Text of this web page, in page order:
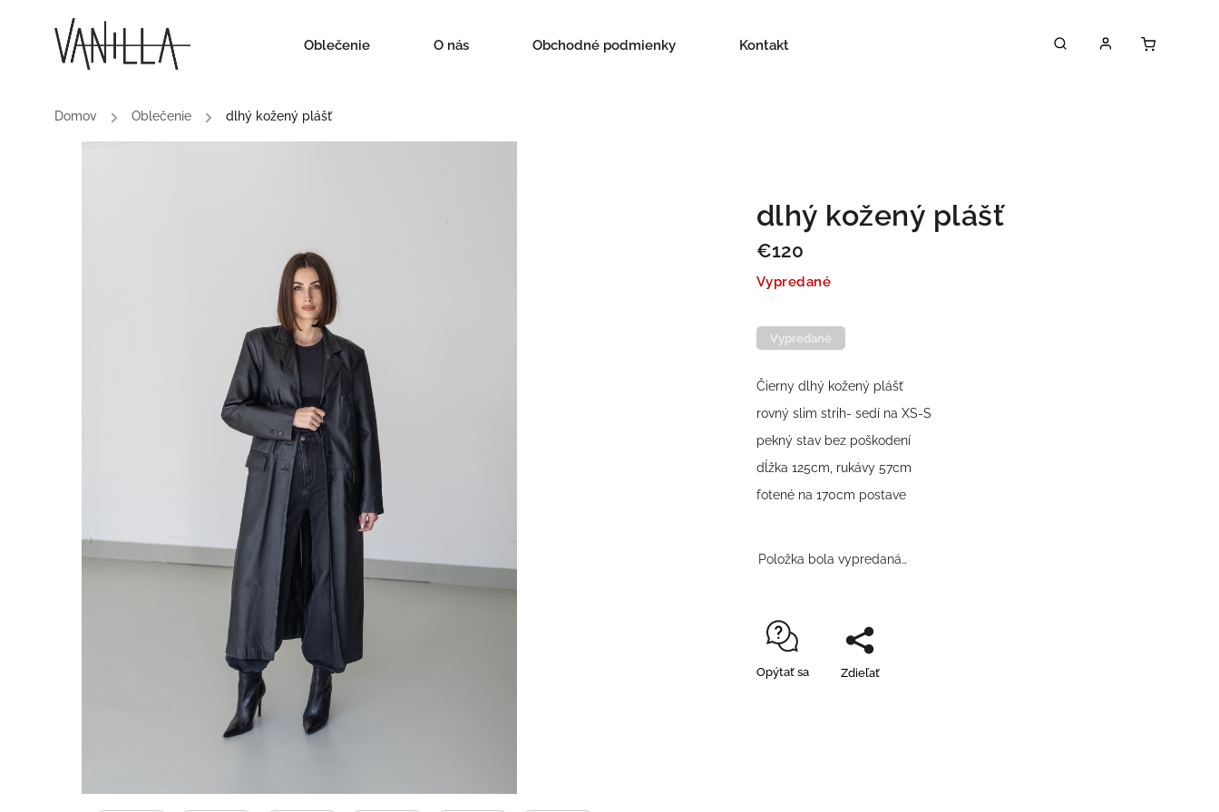
Oblečenie O nás Obchodné podmienky Kontakt
Domov / Oblečenie / dlhý kožený plášť
dlhý kožený plášť
€120
Vypredané
Čierny dlhý kožený plášť
rovný slim strih- sedí na XS-S
pekný stav bez poškodení
dĺžka 125cm, rukávy 57cm
fotené na 170cm postave
Vypredané
Položka bola vypredaná…
Opýtať sa Zdieľať